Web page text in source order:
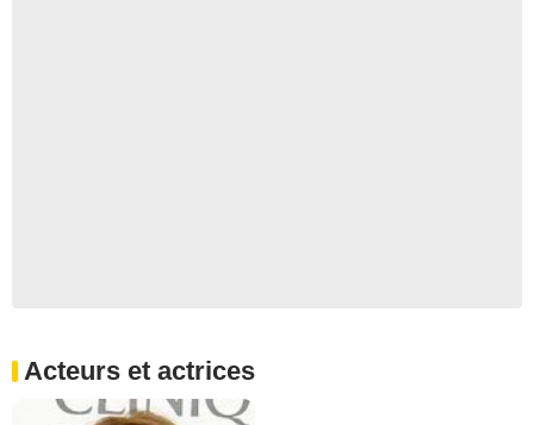
Acteurs et actrices